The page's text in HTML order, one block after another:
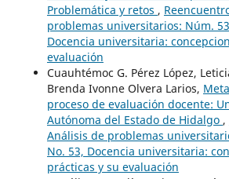
Problemática y retos ,
problemas universitarios: Núm.
Docencia universitaria:
evaluación
Cuauhtémoc G. Pérez López,
Brenda Ivonne Olvera Larios,
proceso de evaluación docente:
Autónoma del Estado de Hidalgo ,
Análisis de problemas
No. 53, Docencia universitaria:
prácticas y su evaluación